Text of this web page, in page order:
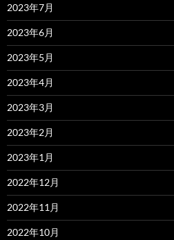
2023年7月
2023年6月
2023年5月
2023年4月
2023年3月
2023年2月
2023年1月
2022年12月
2022年11月
2022年10月